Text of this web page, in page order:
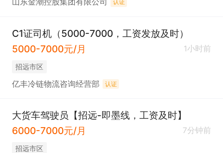
山东金潮控股集团有限公司 认证
C1证司机（5000-7000，工资发放及时）
5000-7000元/月
1小时前
招远市区
亿丰冷链物流咨询经营部 认证
大货车驾驶员【招远-即墨线，工资及时】
6000-7000元/月
7分钟前
招远市区